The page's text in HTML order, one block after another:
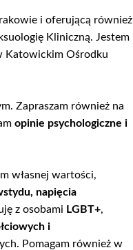
i oferującą również
Kliniczną. Jestem
Katowickim Ośrodku
Zapraszam również na
opinie psychologiczne i
własnej wartości,
napięcia
z osobami LGBT+,
i
Pomagam również w